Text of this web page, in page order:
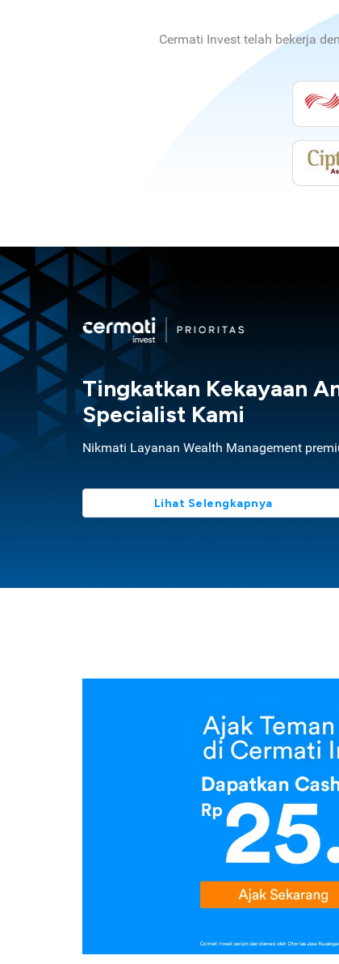
Cermati Invest telah bekerja
Tingkatkan Kekayaan
Specialist Kami
Nikmati Layanan Wealth Management
Lihat Selengkapnya